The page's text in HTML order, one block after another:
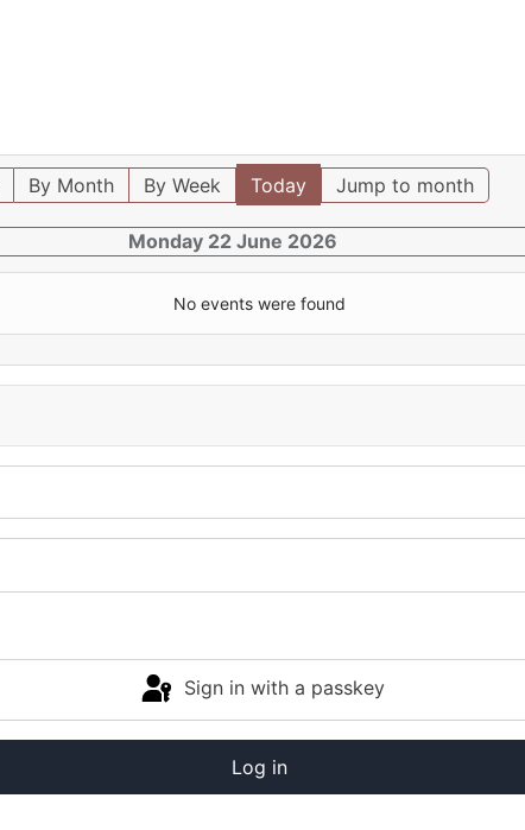
By Month By Week Today Jump to month
Monday 22 June 2026
No events were found
Sign in with a passkey
Log in